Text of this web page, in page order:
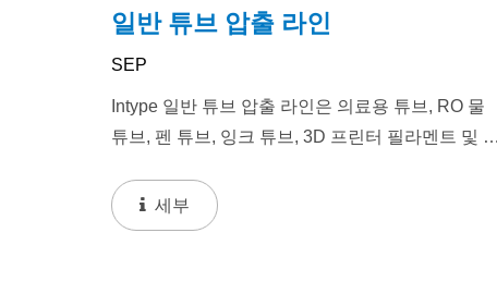
일반 튜브 압출 라인
SEP
Intype 일반 튜브 압출 라인은 의료용 튜브, RO 물
튜브, 펜 튜브, 잉크 튜브, 3D 프린터 필라멘트 및 특
를...
세부